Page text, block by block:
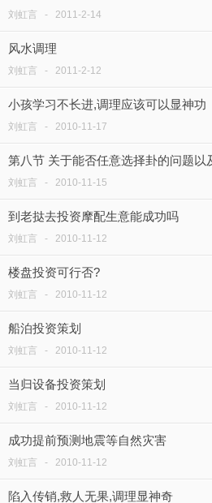
刘虹言 - 2011-2-14
风水调理
刘虹言 - 2011-2-12
小孩学习不长进,调理应该可以显神功
刘虹言 - 2010-11-17
第八节 关于能否任意选择卦的问题以
刘虹言 - 2010-11-15
到老挞去投资摩配生意能成功吗
刘虹言 - 2010-11-12
楼盘投资可行否?
刘虹言 - 2010-11-12
船泊投资策划
刘虹言 - 2010-11-12
当归设备投资策划
刘虹言 - 2010-11-12
成功提前预测地震等自然灾害
刘虹言 - 2010-11-12
陷入传销,救人无果,调理显神奇